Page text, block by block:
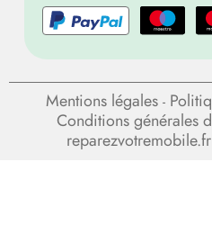
Mentions légales -
Conditions générales
reparezvotremobile.fr